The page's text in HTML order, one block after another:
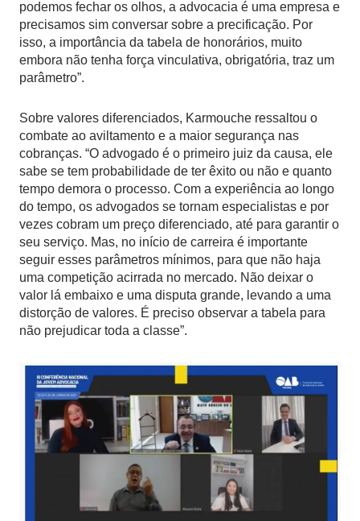
podemos fechar os olhos, a advocacia é uma empresa e
precisamos sim conversar sobre a precificação. Por
isso, a importância da tabela de honorários, muito
embora não tenha força vinculativa, obrigatória, traz um
parâmetro”.
Sobre valores diferenciados, Karmouche ressaltou o
combate ao aviltamento e a maior segurança nas
cobranças. “O advogado é o primeiro juiz da causa, ele
sabe se tem probabilidade de ter êxito ou não e quanto
tempo demora o processo. Com a experiência ao longo
do tempo, os advogados se tornam especialistas e por
vezes cobram um preço diferenciado, até para garantir o
seu serviço. Mas, no início de carreira é importante
seguir esses parâmetros mínimos, para que não haja
uma competição acirrada no mercado. Não deixar o
valor lá embaixo e uma disputa grande, levando a uma
distorção de valores. É preciso observar a tabela para
não prejudicar toda a classe”.